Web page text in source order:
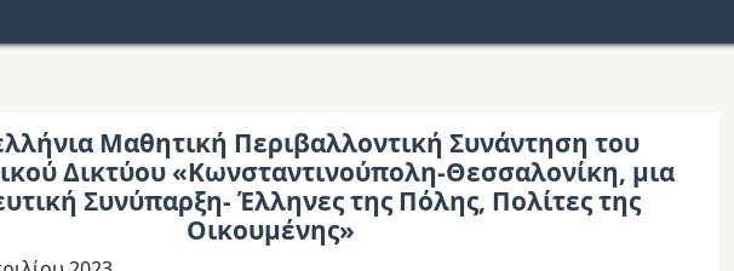
Μαθητική Περιβαλλοντική Συνάντηση του
Δικτύου «Κωνσταντινούπολη-Θεσσαλονίκη, μια
Συνύπαρξη- Έλληνες της Πόλης, Πολίτες της
Οικουμένης»